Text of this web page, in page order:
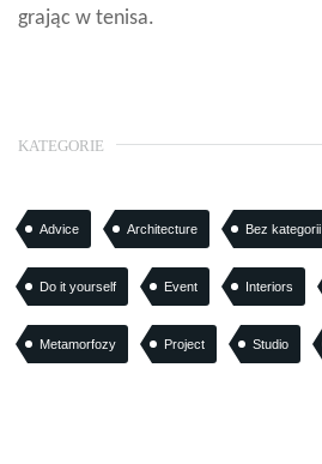
grając w tenisa.
KATEGORIE
Advice Architecture Bez kategorii
Do it yourself Event Interiors
Metamorfozy Project Studio